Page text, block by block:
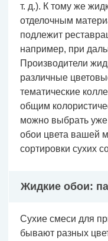
т. д.). К тому же
отделочным
подлежит
например, при
Производители
различные
тематические
общим
можно выбрать уже
обои цвета вашей
сортировки сухих
Жидкие обои:
Сухие смеси для
бывают разных